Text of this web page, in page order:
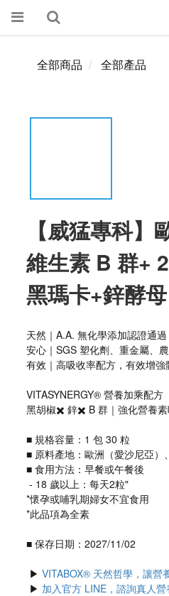
全部商品 全部產品
【威猛專科】
維生素 B 群+
黑瑪卡+鋅酵母
天然｜A.A. 無化學添加認證通過
安心｜SGS 塑化劑、重金屬、
有效｜高吸收率配方，有效增強
VITASYNERGY® 營養加乘配方
黑胡椒✖️ 鋅✖️ B 群｜強化營養
■ 規格容量：1 包 30 粒
■ 原料產地：歐洲（愛沙尼亞）
■ 食用方法：早餐或午餐後
- 18 歲以上：每天2粒"
*懷孕或哺乳期婦女不宜食用
*此品項為全素
■ 保存日期：2027/11/02
▶ VITABOX® 天然哲學，讓營
▶ 加入官方 LINE，諮詢真人